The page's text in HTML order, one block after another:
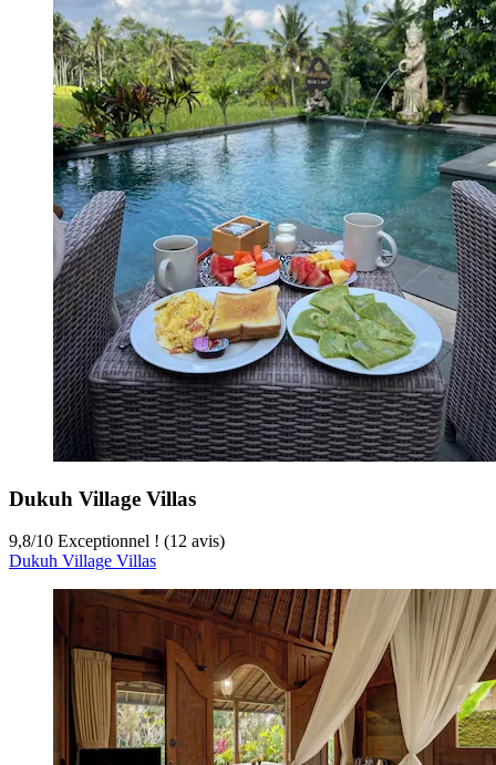
Dukuh Village Villas
9,8/10 Exceptionnel ! (12 avis)
Dukuh Village Villas